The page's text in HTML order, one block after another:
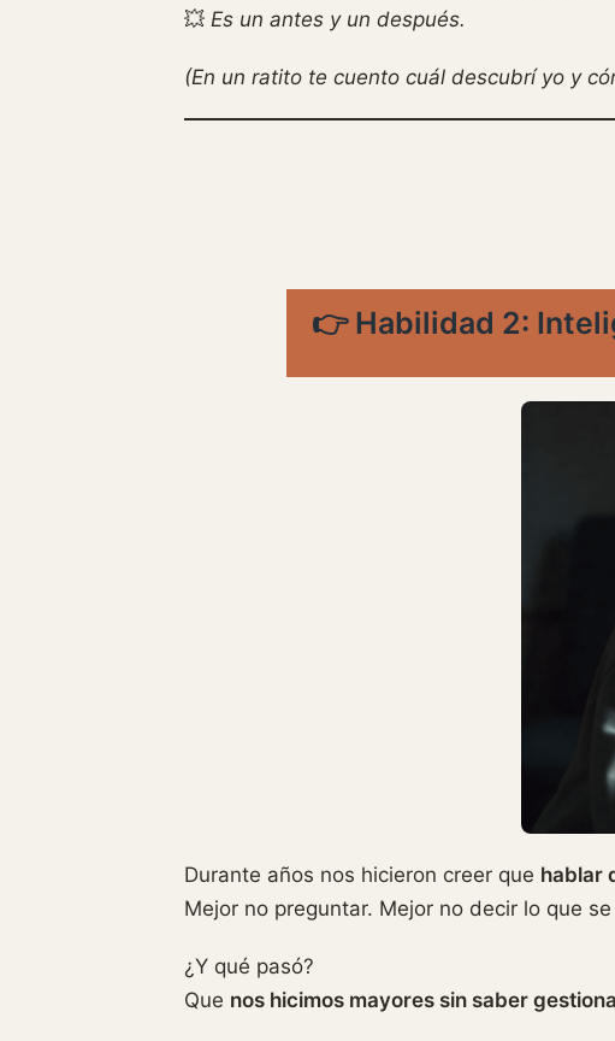
💥 Es un antes y un después.
(En un ratito te cuento cuál descubrí yo y
👉 Habilidad 2:
Durante años nos hicieron creer que hablar
Mejor no preguntar. Mejor no decir lo que
¿Y qué pasó?
Que nos hicimos mayores sin saber